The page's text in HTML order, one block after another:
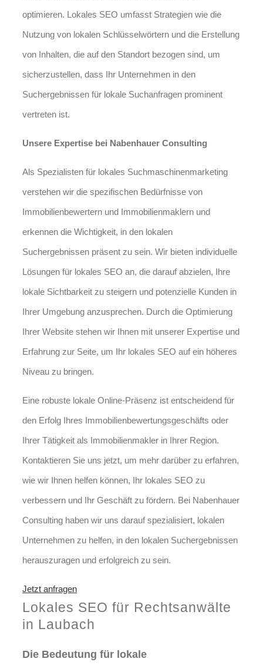
optimieren. Lokales SEO umfasst Strategien wie die
Nutzung von lokalen Schlüsselwörtern und die Erstellung
von Inhalten, die auf den Standort bezogen sind, um
sicherzustellen, dass Ihr Unternehmen in den
Suchergebnissen für lokale Suchanfragen prominent
vertreten ist.
Unsere Expertise bei Nabenhauer Consulting
Als Spezialisten für lokales Suchmaschinenmarketing
verstehen wir die spezifischen Bedürfnisse von
Immobilienbewertern und Immobilienmaklern und
erkennen die Wichtigkeit, in den lokalen
Suchergebnissen präsent zu sein. Wir bieten individuelle
Lösungen für lokales SEO an, die darauf abzielen, Ihre
lokale Sichtbarkeit zu steigern und potenzielle Kunden in
Ihrer Umgebung anzusprechen. Durch die Optimierung
Ihrer Website stehen wir Ihnen mit unserer Expertise und
Erfahrung zur Seite, um Ihr lokales SEO auf ein höheres
Niveau zu bringen.
Eine robuste lokale Online-Präsenz ist entscheidend für
den Erfolg Ihres Immobilienbewertungsgeschäfts oder
Ihrer Tätigkeit als Immobilienmakler in Ihrer Region.
Kontaktieren Sie uns jetzt, um mehr darüber zu erfahren,
wie wir Ihnen helfen können, Ihr lokales SEO zu
verbessern und Ihr Geschäft zu fördern. Bei Nabenhauer
Consulting haben wir uns darauf spezialisiert, lokalen
Unternehmen zu helfen, in den lokalen Suchergebnissen
herauszuragen und erfolgreich zu sein.
Jetzt anfragen
Lokales SEO für Rechtsanwälte
in Laubach
Die Bedeutung für lokale